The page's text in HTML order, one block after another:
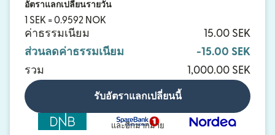
อัตราแลกเปลี่ยนรายวัน
1 SEK = 0.9592 NOK
ค่าธรรมเนียม
15.00 SEK
ส่วนลดค่าธรรมเนียม
-15.00 SEK
รวม
1,000.00 SEK
รับอัตราแลกเปลี่ยนนี้
และอีกมากมาย